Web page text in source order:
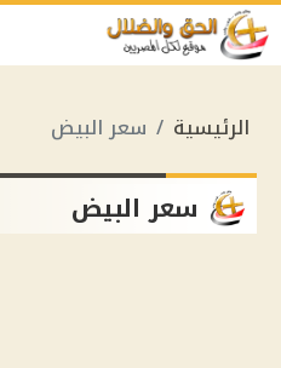
الرئيسية سعر البيض
سعر البيض